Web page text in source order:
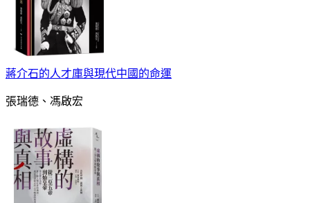
蔣介石的人才庫與現代中國的命運
張瑞德、馮啟宏